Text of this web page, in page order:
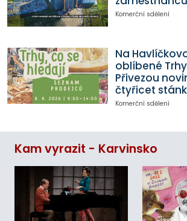
Komerční sdělení
Na
oblíbené
Přivezou
čtyřicet
Komerční sdělení
Kam vyrazit - Karvinsko